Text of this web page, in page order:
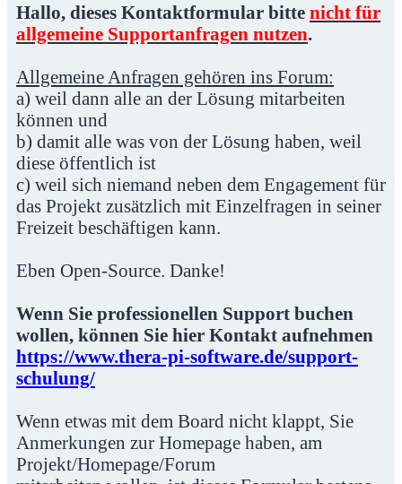
Hallo, dieses Kontaktformular bitte nicht für
allgemeine Supportanfragen nutzen.
Allgemeine Anfragen gehören ins Forum:
a) weil dann alle an der Lösung mitarbeiten
können und
b) damit alle was von der Lösung haben, weil
diese öffentlich ist
c) weil sich niemand neben dem Engagement für
das Projekt zusätzlich mit Einzelfragen in seiner
Freizeit beschäftigen kann.
Eben Open-Source. Danke!
Wenn Sie professionellen Support buchen
wollen, können Sie hier Kontakt aufnehmen
https://www.thera-pi-software.de/support-
schulung/
Wenn etwas mit dem Board nicht klappt, Sie
Anmerkungen zur Homepage haben, am
Projekt/Homepage/Forum